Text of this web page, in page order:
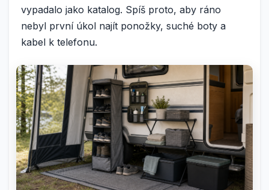
vypadalo jako katalog. Spíš proto, aby ráno
nebyl první úkol najít ponožky, suché boty a
kabel k telefonu.